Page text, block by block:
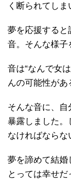
く断られてしま
夢を応援すると
音。そんな様子
音は“なんで女
んの可能性があ
そんな音に、自
暴露しました。
なければならな
夢を諦めて結婚
とっては幸せだ